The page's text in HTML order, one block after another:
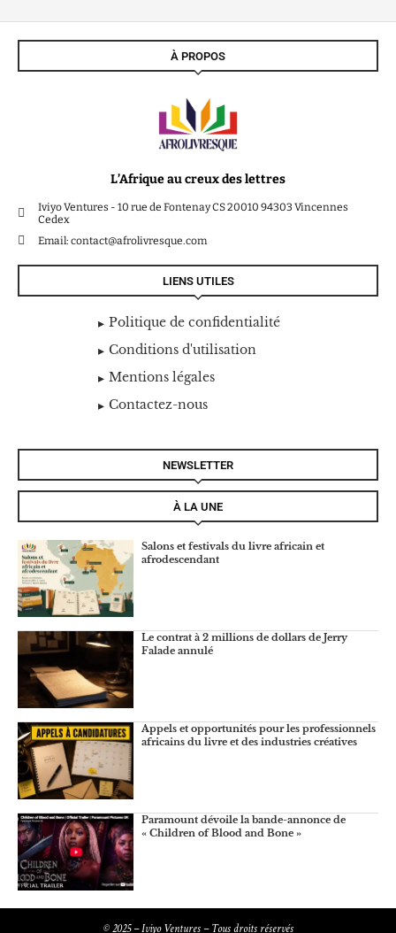
À PROPOS
L’Afrique au creux des lettres
Iviyo Ventures - 10 rue de Fontenay CS 20010 94303 Vincennes
Cedex
Email: contact@afrolivresque.com
LIENS UTILES
Politique de confidentialité
Conditions d'utilisation
Mentions légales
Contactez-nous
NEWSLETTER
À LA UNE
Salons et festivals du livre africain et
afrodescendant
Le contrat à 2 millions de dollars de Jerry
Falade annulé
Appels et opportunités pour les professionnels
africains du livre et des industries créatives
Paramount dévoile la bande-annonce de
« Children of Blood and Bone »
© 2025 – Iviyo Ventures – Tous droits réservés